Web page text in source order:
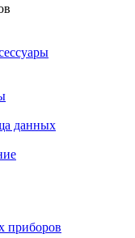
данных
приборов